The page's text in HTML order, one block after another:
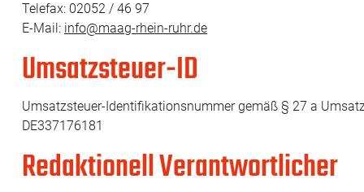
Telefax: 02052 / 46 97
E-Mail: info@maag-rhein-ruhr.de
Umsatzsteuer-ID
Umsatzsteuer-Identifikationsnummer gemäß § 27 a
DE337176181
Redaktionell Verantwortlicher